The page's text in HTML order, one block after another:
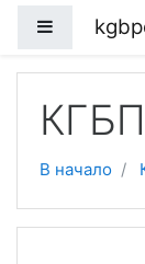
Боковая
В начало